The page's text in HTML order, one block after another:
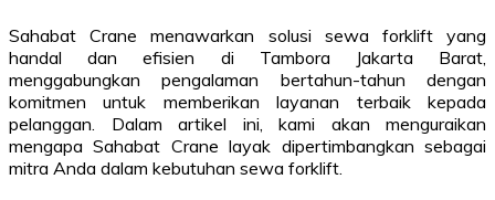
Sahabat Crane menawarkan solusi sewa forklift yang
handal dan efisien di Tambora Jakarta Barat,
menggabungkan pengalaman bertahun-tahun dengan
komitmen untuk memberikan layanan terbaik kepada
pelanggan. Dalam artikel ini, kami akan menguraikan
mengapa Sahabat Crane layak dipertimbangkan sebagai
mitra Anda dalam kebutuhan sewa forklift.